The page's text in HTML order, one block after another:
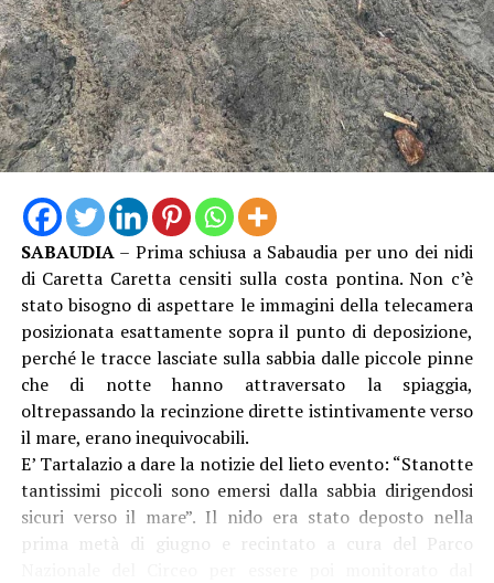
SABAUDIA– Prima schiusa a Sabaudia per uno dei nidi
di Caretta Caretta censiti sulla costa pontina. Non c’è
stato bisogno di aspettare le immagini della telecamera
posizionata esattamente sopra il punto di deposizione,
perché le tracce lasciate sulla sabbia dalle piccole pinne
che di notte hanno attraversato la spiaggia,
oltrepassando la recinzione dirette istintivamente verso
il mare, erano inequivocabili.
E’ Tartalazio a dare la notizie del lieto evento: “Stanotte
tantissimi piccoli sono emersi dalla sabbia dirigendosi
sicuri verso il mare”. Il nido era stato deposto nella
prima metà di giugno e recintato a cura del Parco